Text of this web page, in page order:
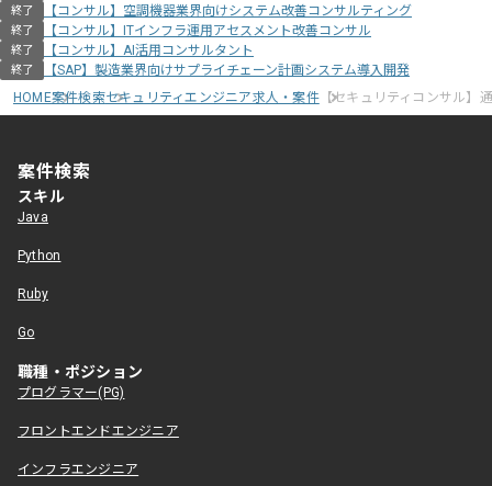
終了 【コンサル】空調機器業界向けシステム改善コンサルティング
終了 【コンサル】ITインフラ運用アセスメント改善コンサル
終了 【コンサル】AI活用コンサルタント
終了
【SAP】製造業界向けサプライチェーン計画システム導入開発
HOME案件検索セキュリティエンジニア求人・案件【セキュリティコンサル】
案件検索
スキル
Java
Python
Ruby
Go
職種・ポジション
プログラマー(PG)
フロントエンドエンジニア
インフラエンジニア